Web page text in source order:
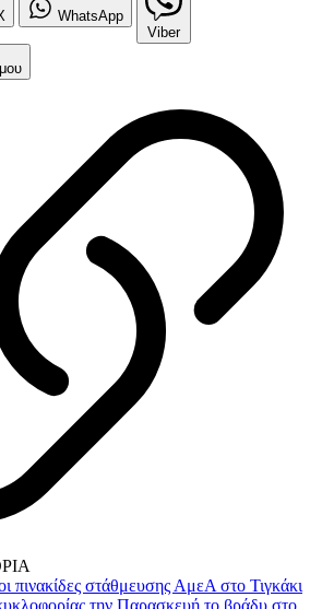
WhatsApp
Viber
πινακίδες στάθμευσης ΑμεΑ στο Τιγκάκι
την Παρασκευή το βράδυ στο